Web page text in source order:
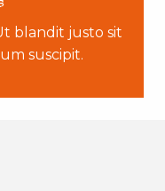
blandit justo sit
suscipit.